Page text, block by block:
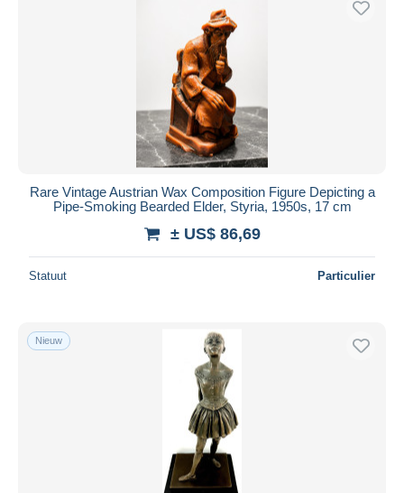
Rare Vintage Austrian Wax Composition Figure Depicting a
Pipe-Smoking Bearded Elder, Styria, 1950s, 17 cm
± US$ 86,69
Statuut Particulier
Nieuw